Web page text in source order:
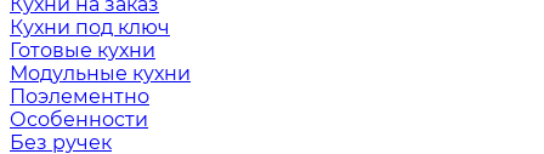
Кухни под ключ
Готовые кухни
Модульные кухни
Поэлементно
Особенности
Без ручек